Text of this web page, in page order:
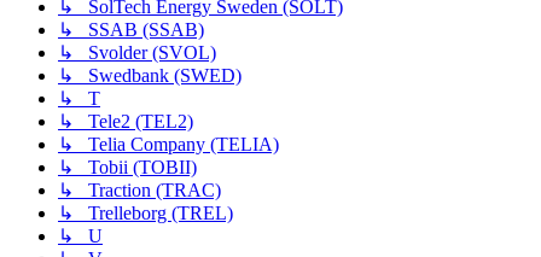
↳ SolTech Energy Sweden (SOLT)
↳ SSAB (SSAB)
↳ Svolder (SVOL)
↳ Swedbank (SWED)
↳ T
↳ Tele2 (TEL2)
↳ Telia Company (TELIA)
↳ Tobii (TOBII)
↳ Traction (TRAC)
↳ Trelleborg (TREL)
↳ U